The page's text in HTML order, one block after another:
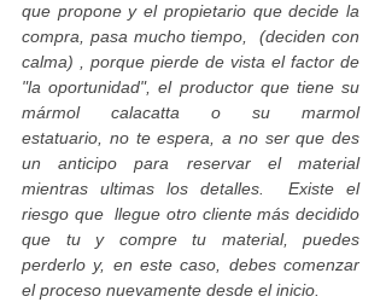
que propone y el propietario que decide la
compra, pasa mucho tiempo, (deciden con
calma) , porque pierde de vista el factor de
"la oportunidad", el productor que tiene su
mármol calacatta o su marmol
estatuario, no te espera, a no ser que des
un anticipo para reservar el material
mientras ultimas los detalles. Existe el
riesgo que llegue otro cliente más decidido
que tu y compre tu material, puedes
perderlo y, en este caso, debes comenzar
el proceso nuevamente desde el inicio.